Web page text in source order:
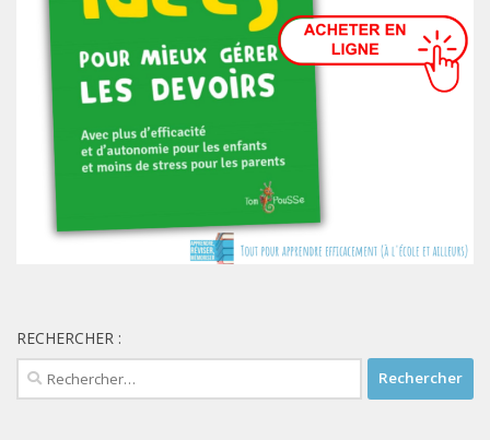
RECHERCHER :
Rechercher :